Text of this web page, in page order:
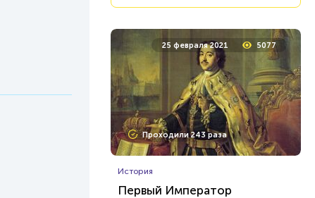
25 февраля 2021 5077
Проходили 243 раза
История
Первый Император